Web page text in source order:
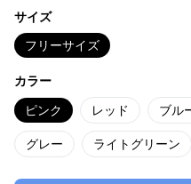
サイズ
フリーサイズ
カラー
ピンク レッド ブル
グレー ライトグリーン